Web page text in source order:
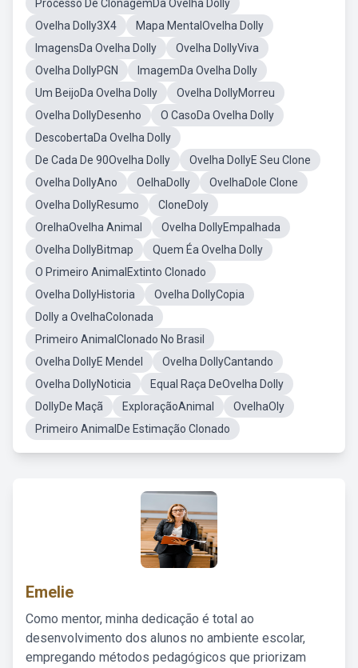
Processo De ClonagemDa Ovelha Dolly
Ovelha Dolly3X4
Mapa MentalOvelha Dolly
ImagensDa Ovelha Dolly
Ovelha DollyViva
Ovelha DollyPGN
ImagemDa Ovelha Dolly
Um BeijoDa Ovelha Dolly
Ovelha DollyMorreu
Ovelha DollyDesenho
O CasoDa Ovelha Dolly
DescobertaDa Ovelha Dolly
De Cada De 90Ovelha Dolly
Ovelha DollyE Seu Clone
Ovelha DollyAno
OelhaDolly
OvelhaDole Clone
Ovelha DollyResumo
CloneDoly
OrelhaOvelha Animal
Ovelha DollyEmpalhada
Ovelha DollyBitmap
Quem Éa Ovelha Dolly
O Primeiro AnimalExtinto Clonado
Ovelha DollyHistoria
Ovelha DollyCopia
Dolly a OvelhaColonada
Primeiro AnimalClonado No Brasil
Ovelha DollyE Mendel
Ovelha DollyCantando
Ovelha DollyNoticia
Equal Raça DeOvelha Dolly
DollyDe Maçã
ExploraçãoAnimal
OvelhaOly
Primeiro AnimalDe Estimação Clonado
Emelie
Como mentor, minha dedicação é total ao
desenvolvimento dos alunos no ambiente escolar,
empregando métodos pedagógicos que priorizam